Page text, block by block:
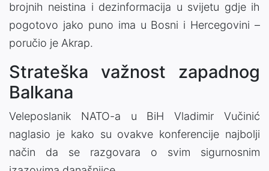
brojnih neistina i dezinformacija u svijetu gdje ih
pogotovo jako puno ima u Bosni i Hercegovini –
poručio je Akrap.
Strateška važnost zapadnog
Balkana
Veleposlanik NATO-a u BiH Vladimir Vučinić
naglasio je kako su ovakve konferencije najbolji
način da se razgovara o svim sigurnosnim